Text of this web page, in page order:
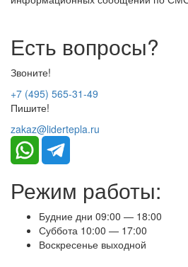
Есть вопросы?
Звоните!
+7 (495) 565-31-49
Пишите!
zakaz@lidertepla.ru
Режим работы:
Будние дни 09:00 — 18:00
Суббота 10:00 — 17:00
Воскресенье выходной